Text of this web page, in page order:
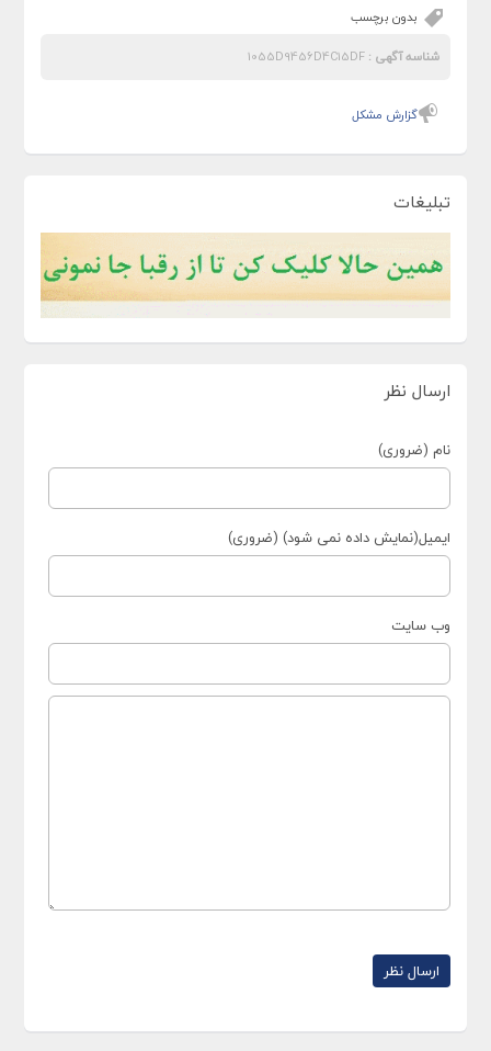
بدون برچسب
شناسه آگهی : 1055D9456D4C15DF
گزارش مشکل
تبلیغات
ارسال نظر
نام (ضروری)
ایمیل(نمایش داده نمی شود) (ضروری)
وب سایت